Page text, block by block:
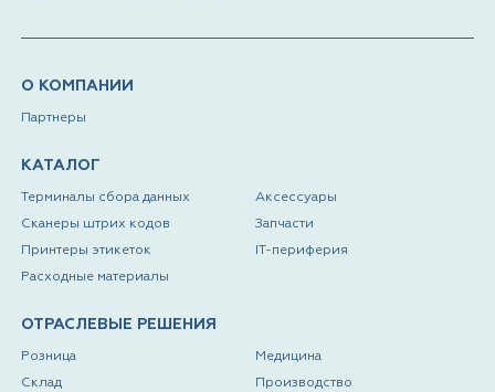
О КОМПАНИИ
Партнеры
КАТАЛОГ
Терминалы сбора данных
Сканеры штрих кодов
Принтеры этикеток
Расходные материалы
Аксессуары
Запчасти
IT-периферия
ОТРАСЛЕВЫЕ РЕШЕНИЯ
Розница
Склад
Медицина
Производство